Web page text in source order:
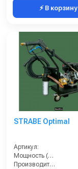
⚡ В корзину
STRABE Optimal
Артикул:
Мощность (л/с):
Производительность (л/ч):